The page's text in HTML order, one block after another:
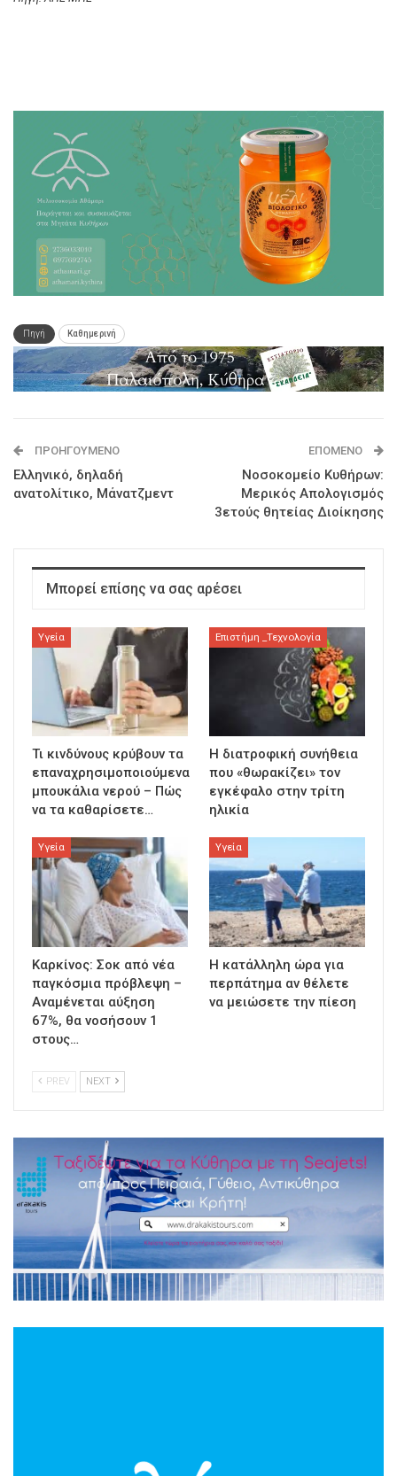
Πηγή Καθημερινή
ΠΡΟΗΓΟΎΜΕΝΟ
Ελληνικό, δηλαδή
ανατολίτικο, Μάνατζμεντ
ΕΠΌΜΕΝΟ
Νοσοκομείο Κυθήρων:
Μερικός Απολογισμός
3ετούς θητείας Διοίκησης
Μπορεί επίσης να σας αρέσει
Υγεία
Τι κινδύνους κρύβουν τα
επαναχρησιμοποιούμενα
μπουκάλια νερού – Πώς
να τα καθαρίσετε…
Επιστήμη _Τεχνολογία
Η διατροφική συνήθεια
που «θωρακίζει» τον
εγκέφαλο στην τρίτη
ηλικία
Υγεία
Καρκίνος: Σοκ από νέα
παγκόσμια πρόβλεψη –
Αναμένεται αύξηση
67%, θα νοσήσουν 1
στους…
Υγεία
Η κατάλληλη ώρα για
περπάτημα αν θέλετε
να μειώσετε την πίεση
PREV NEXT